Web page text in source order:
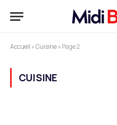
Accueil »Cuisine»Page 2
CUISINE